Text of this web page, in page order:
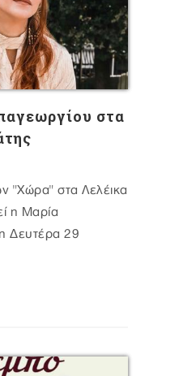
στα
"Χώρα" στα Λελέικα
η Μαρία
Δευτέρα 29